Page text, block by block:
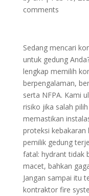
comments
Sedang mencari
untuk gedung
lengkap memilih
berpengalaman,
serta NFPA. Kami
risiko jika salah
memastikan
proteksi kebakaran
pemilik gedung
fatal: hydrant tidak
macet, bahkan
Jangan sampai itu
kontraktor fire